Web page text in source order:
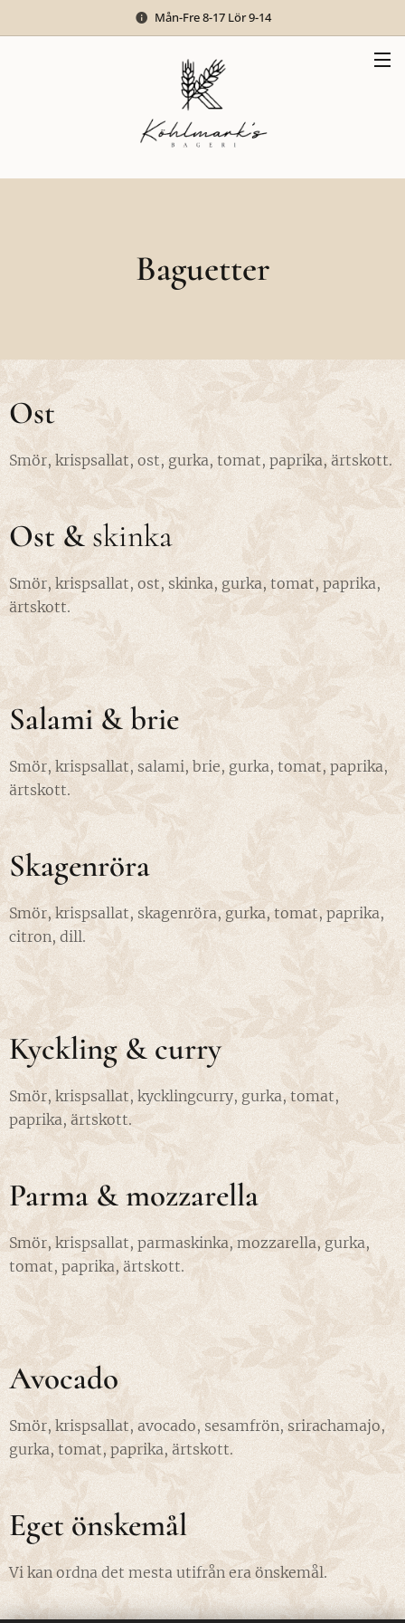
Mån-Fre 8-17 Lör 9-14
Baguetter
Ost
Smör, krispsallat, ost, gurka, tomat, paprika, ärtskott.
Ost &skinka
Smör, krispsallat, ost, skinka, gurka, tomat, paprika,
ärtskott.
Salami & brie
Smör, krispsallat, salami, brie, gurka, tomat, paprika,
ärtskott.
Skagenröra
Smör, krispsallat, skagenröra, gurka, tomat, paprika,
citron, dill.
Kyckling & curry
Smör, krispsallat, kycklingcurry, gurka, tomat,
paprika, ärtskott.
Parma & mozzarella
Smör, krispsallat, parmaskinka, mozzarella, gurka,
tomat, paprika, ärtskott.
Avocado
Smör, krispsallat, avocado, sesamfrön, srirachamajo,
gurka, tomat, paprika, ärtskott.
Eget önskemål
Vi kan ordna det mesta utifrån era önskemål.